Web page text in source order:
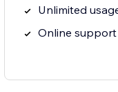
Unlimited
Online support